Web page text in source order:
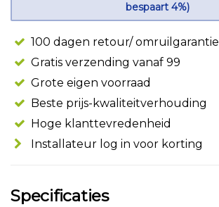
bespaart 4%)
100 dagen retour/ omruilgarantie
Gratis verzending vanaf 99
Grote eigen voorraad
Beste prijs-kwaliteitverhouding
Hoge klanttevredenheid
Installateur log in voor korting
Specificaties